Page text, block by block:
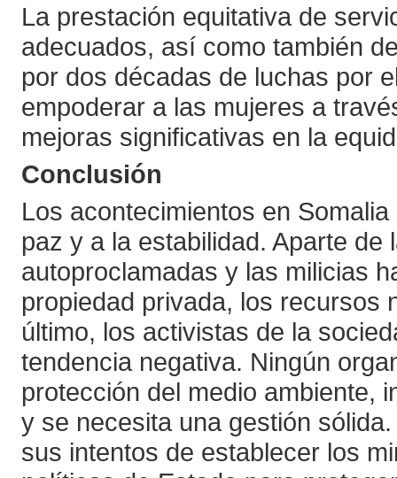
La prestación equitativa de
adecuados, así como también
por dos décadas de luchas por
empoderar a las mujeres a
mejoras significativas en la
Conclusión
Los acontecimientos en
paz y a la estabilidad. Aparte
autoproclamadas y las milicias
propiedad privada, los recursos
último, los activistas de la
tendencia negativa. Ningún
protección del medio ambiente,
y se necesita una gestión
sus intentos de establecer los